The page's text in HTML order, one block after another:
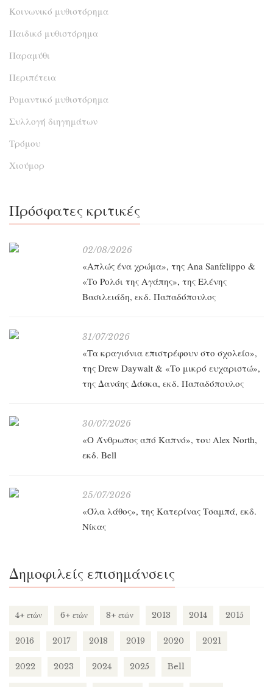
Κοινωνικό μυθιστόρημα
Παιδικό μυθιστόρημα
Παραμύθι
Περιπέτεια
Ρομαντικό μυθιστόρημα
Συλλογή διηγημάτων
Τρόμου
Χιούμορ
Πρόσφατες κριτικές
02/08/2026
«Απλώς ένα χρώμα», της Ana Sanfelippo &
«Το Ρολόι της Αγάπης», της Ελένης
Βασιλειάδη, εκδ. Παπαδόπουλος
31/07/2026
«Τα κραγιόνια επιστρέφουν στο σχολείο»,
της Drew Daywalt & «Το μικρό ευχαριστώ»,
της Δανάης Δάσκα, εκδ. Παπαδόπουλος
30/07/2026
«O Άνθρωπος από Καπνό», του Alex North,
εκδ. Bell
25/07/2026
«Όλα λάθος», της Κατερίνας Τσαμπά, εκδ.
Νίκας
Δημοφιλείς επισημάνσεις
4+ ετών 6+ ετών 8+ ετών 2013 2014 2015
2016 2017 2018 2019 2020 2021
2022 2023 2024 2025 Bell